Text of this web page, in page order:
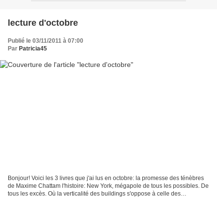
lecture d'octobre
Publié le 03/11/2011 à 07:00
Par Patricia45
Bonjour! Voici les 3 livres que j'ai lus en octobre: la promesse des ténèbres
de Maxime Chattam l'histoire: New York, mégapole de tous les possibles. De
tous les excès. Où la verticalité des buildings s'oppose à celle des